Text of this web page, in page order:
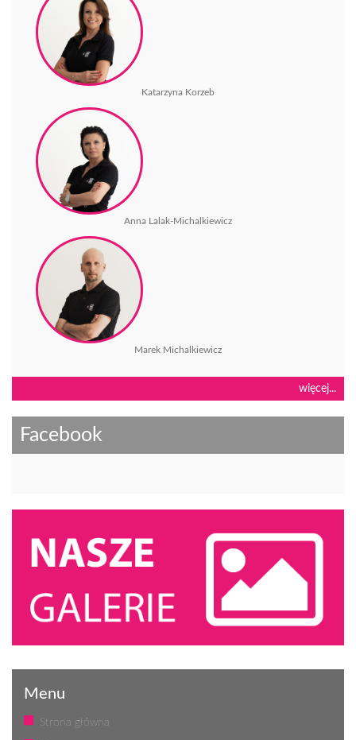
Katarzyna Korzeb
Anna Lalak-Michalkiewicz
Marek Michalkiewicz
więcej...
Facebook
Menu
Strona główna